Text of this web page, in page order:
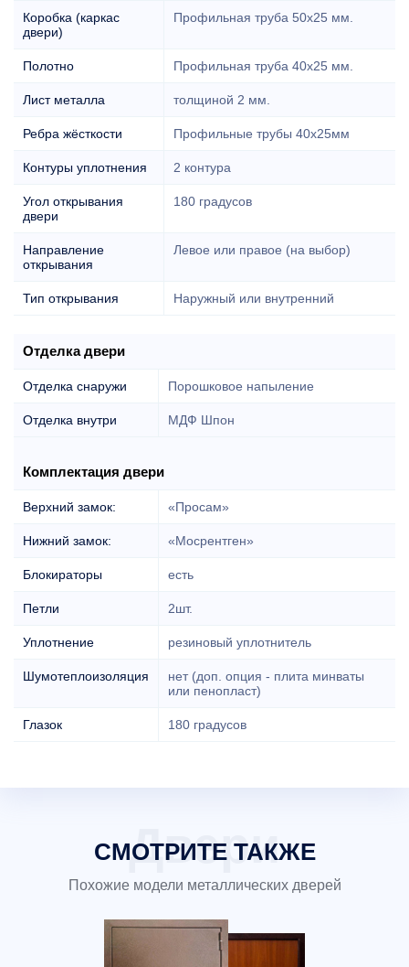
Коробка (каркас
двери)
Профильная труба 50х25 мм.
Полотно Профильная труба 40х25 мм.
Лист металла толщиной 2 мм.
Ребра жёсткости Профильные трубы 40х25мм
Контуры уплотнения 2 контура
Угол открывания
двери
180 градусов
Направление
открывания
Левое или правое (на выбор)
Тип открывания Наружный или внутренний
Отделка двери
Отделка снаружи Порошковое напыление
Отделка внутри МДФ Шпон
Комплектация двери
Верхний замок: «Просам»
Нижний замок: «Мосрентген»
Блокираторы есть
Петли 2шт.
Уплотнение резиновый уплотнитель
Шумотеплоизоляция
нет (доп. опция - плита минваты
или пенопласт)
Глазок 180 градусов
СМОТРИТЕ ТАКЖЕ
Похожие модели металлических дверей